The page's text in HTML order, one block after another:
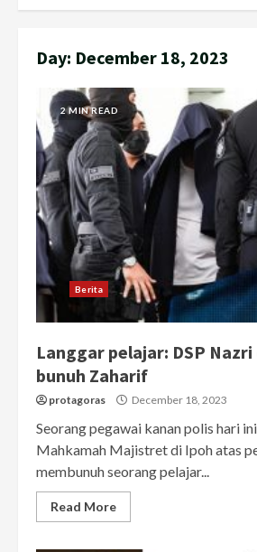
Day: December 18, 2023
2 MIN READ
Berita
Langgar pelajar: DSP
bunuh Zaharif
protagoras December 18, 2023
Seorang pegawai kanan polis hari
Mahkamah Majistret di Ipoh atas
membunuh seorang pelajar...
Read More